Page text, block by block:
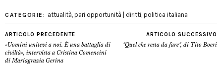
CATEGORIE: attualità, pari opportunità | diritti, politica italiana
ARTICOLO PRECEDENTE
«Uomini unitevi a noi. È una battaglia di
civiltà», intervista a Cristina Comencini
di Mariagrazia Gerina
ARTICOLO SUCCESSIVO
"Quel che resta da fare", di Tito Boeri